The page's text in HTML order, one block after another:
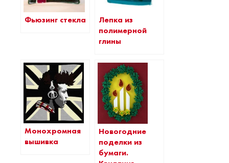
Фьюзинг стекла
Лепка из
полимерной
глины
Монохромная
вышивка
Новогодние
поделки из
бумаги.